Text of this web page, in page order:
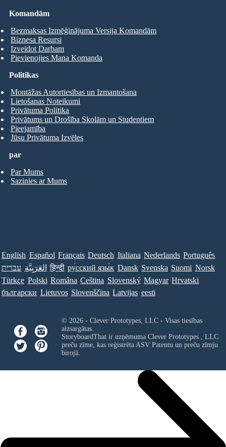
Komandām
Bezmaksas Izmēģinājuma Versija Komandām
Biznesa Resursi
Izveidot Darbam
Pievienojies Mana Komanda
par
Par Mums
Sazinies ar Mums
Politikas
Montāžas Autortiesības un Izmantošana
Lietošanas Noteikumi
Privātuma Politika
Privātums un Drošība Skolām un Studentiem
Pieejamība
Jūsu Privātuma Izvēles
English Español Français Deutsch Italiana Nederlands Português
עברית العَرَبِيَّة हिन्दी ру́сский язы́к Dansk Svenska Suomi Norsk
Türkçe Polski Româna Ceština Slovenský Magyar Hrvatski
български Lietuvos Slovenščina Latvijas eesti
© 2026 - Clever Prototypes, LLC - Visas tiesības
aizsargātas.
StoryboardThat ir uzņēmuma Clever Prototypes , LLC
preču zīme, kas reģistrēta ASV Patentu un preču zīmju
birojā.